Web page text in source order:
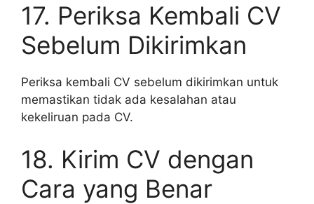
17. Periksa Kembali CV
Sebelum Dikirimkan
Periksa kembali CV sebelum dikirimkan untuk
memastikan tidak ada kesalahan atau
kekeliruan pada CV.
18. Kirim CV dengan
Cara yang Benar